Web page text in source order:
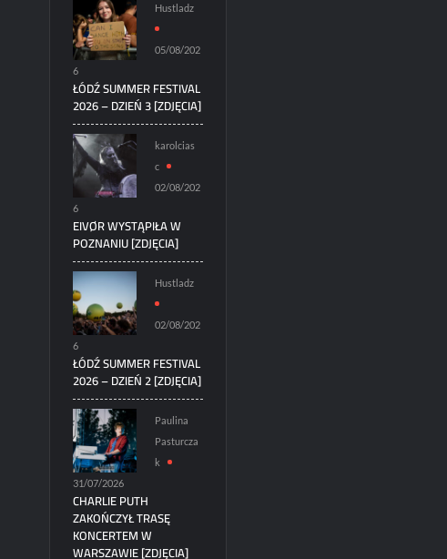
Hustladz
05/08/202
6
ŁÓDŹ SUMMER FESTIVAL
2026 – DZIEŃ 3 [ZDJĘCIA]
karolcias
c
02/08/202
6
EIVØR WYSTĄPIŁA W
POZNANIU [ZDJĘCIA]
Hustladz
02/08/202
6
ŁÓDŹ SUMMER FESTIVAL
2026 – DZIEŃ 2 [ZDJĘCIA]
Paulina
Pasturcza
k
31/07/2026
CHARLIE PUTH
ZAKOŃCZYŁ TRASĘ
KONCERTEM W
WARSZAWIE [ZDJĘCIA]